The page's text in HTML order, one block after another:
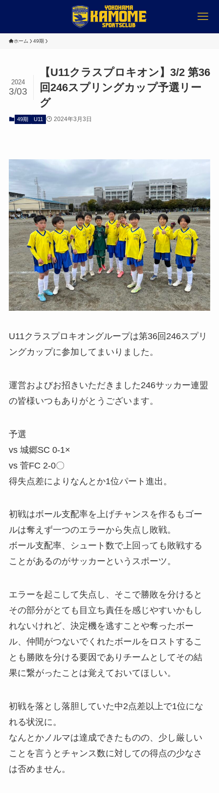
ホーム 49期
【U11クラスプロキオン】3/2 第36
回246スプリングカップ予選リー
グ
2024
3/03
49期 U11 2024年3月3日
U11クラスプロキオングループは第36回246スプリ
ングカップに参加してまいりました。
運営およびお招きいただきました246サッカー連盟
の皆様いつもありがとうございます。
予選
vs 城郷SC 0-1×
vs 菅FC 2-0〇
得失点差によりなんとか1位パート進出。
初戦はボール支配率を上げチャンスを作るもゴー
ルは奪えず一つのエラーから失点し敗戦。
ボール支配率、シュート数で上回っても敗戦する
ことがあるのがサッカーというスポーツ。
エラーを起こして失点し、そこで勝敗を分けると
その部分がとても目立ち責任を感じやすいかもし
れないけれど、決定機を逃すことや奪ったボー
ル、仲間がつないでくれたボールをロストするこ
とも勝敗を分ける要因でありチームとしてその結
果に繋がったことは覚えておいてほしい。
初戦を落とし落胆していた中2点差以上で1位にな
れる状況に。
なんとかノルマは達成できたものの、少し厳しい
ことを言うとチャンス数に対しての得点の少なさ
は否めません。